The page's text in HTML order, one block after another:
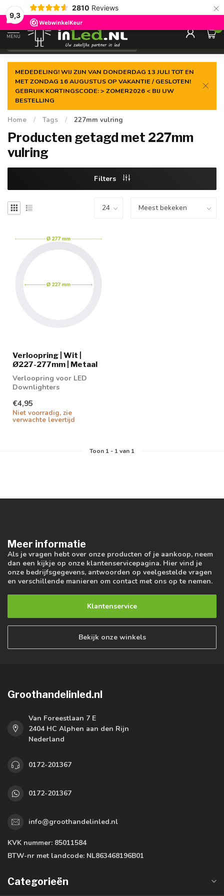
9,3
2810 Reviews ×
Gegarandeerde delaagste prijs
MENU
0
MEDEDELING! WIJ ZIJN VAN DONDERDAG 13 JULI TOT EN
MET ZONDAG 16 AUGUSTUS OP VAKANTIE / GESLOTEN!
GEBRUIK KORTINGSCODE: > ZOMER2026 < BIJ UW
BESTELLING
Home / Tags / 227mm vulring
Producten getagd met 227mm
vulring
Filters
Verloopring | Wit |
Ø227-277mm | Metaal
Verloopring voor LED
Downlighters
€4,95
Niet voorradig, zie
verwachte levertijd
Toon 1- 1van 1
Meer informatie
Als je vragen hebt over onze producten of je aankoop, neem
dan een kijkje op onze klantenservicepagina. Hier vind je
onze bedrijfsgegevens, antwoorden op veelgestelde vragen
en verschillende manieren om contact met ons op te nemen.
Klantenservice
Bekijk onze winkels
Groothandelinled.nl
Van Foreestlaan 7 E
2404 HC Alphen aan den Rijn
Nederland
0172-201367
0172-201367
info@groothandelinled.nl
KVK nummer: 85011584
BTW-nr met landcode: NL863468196B01
Categorieën